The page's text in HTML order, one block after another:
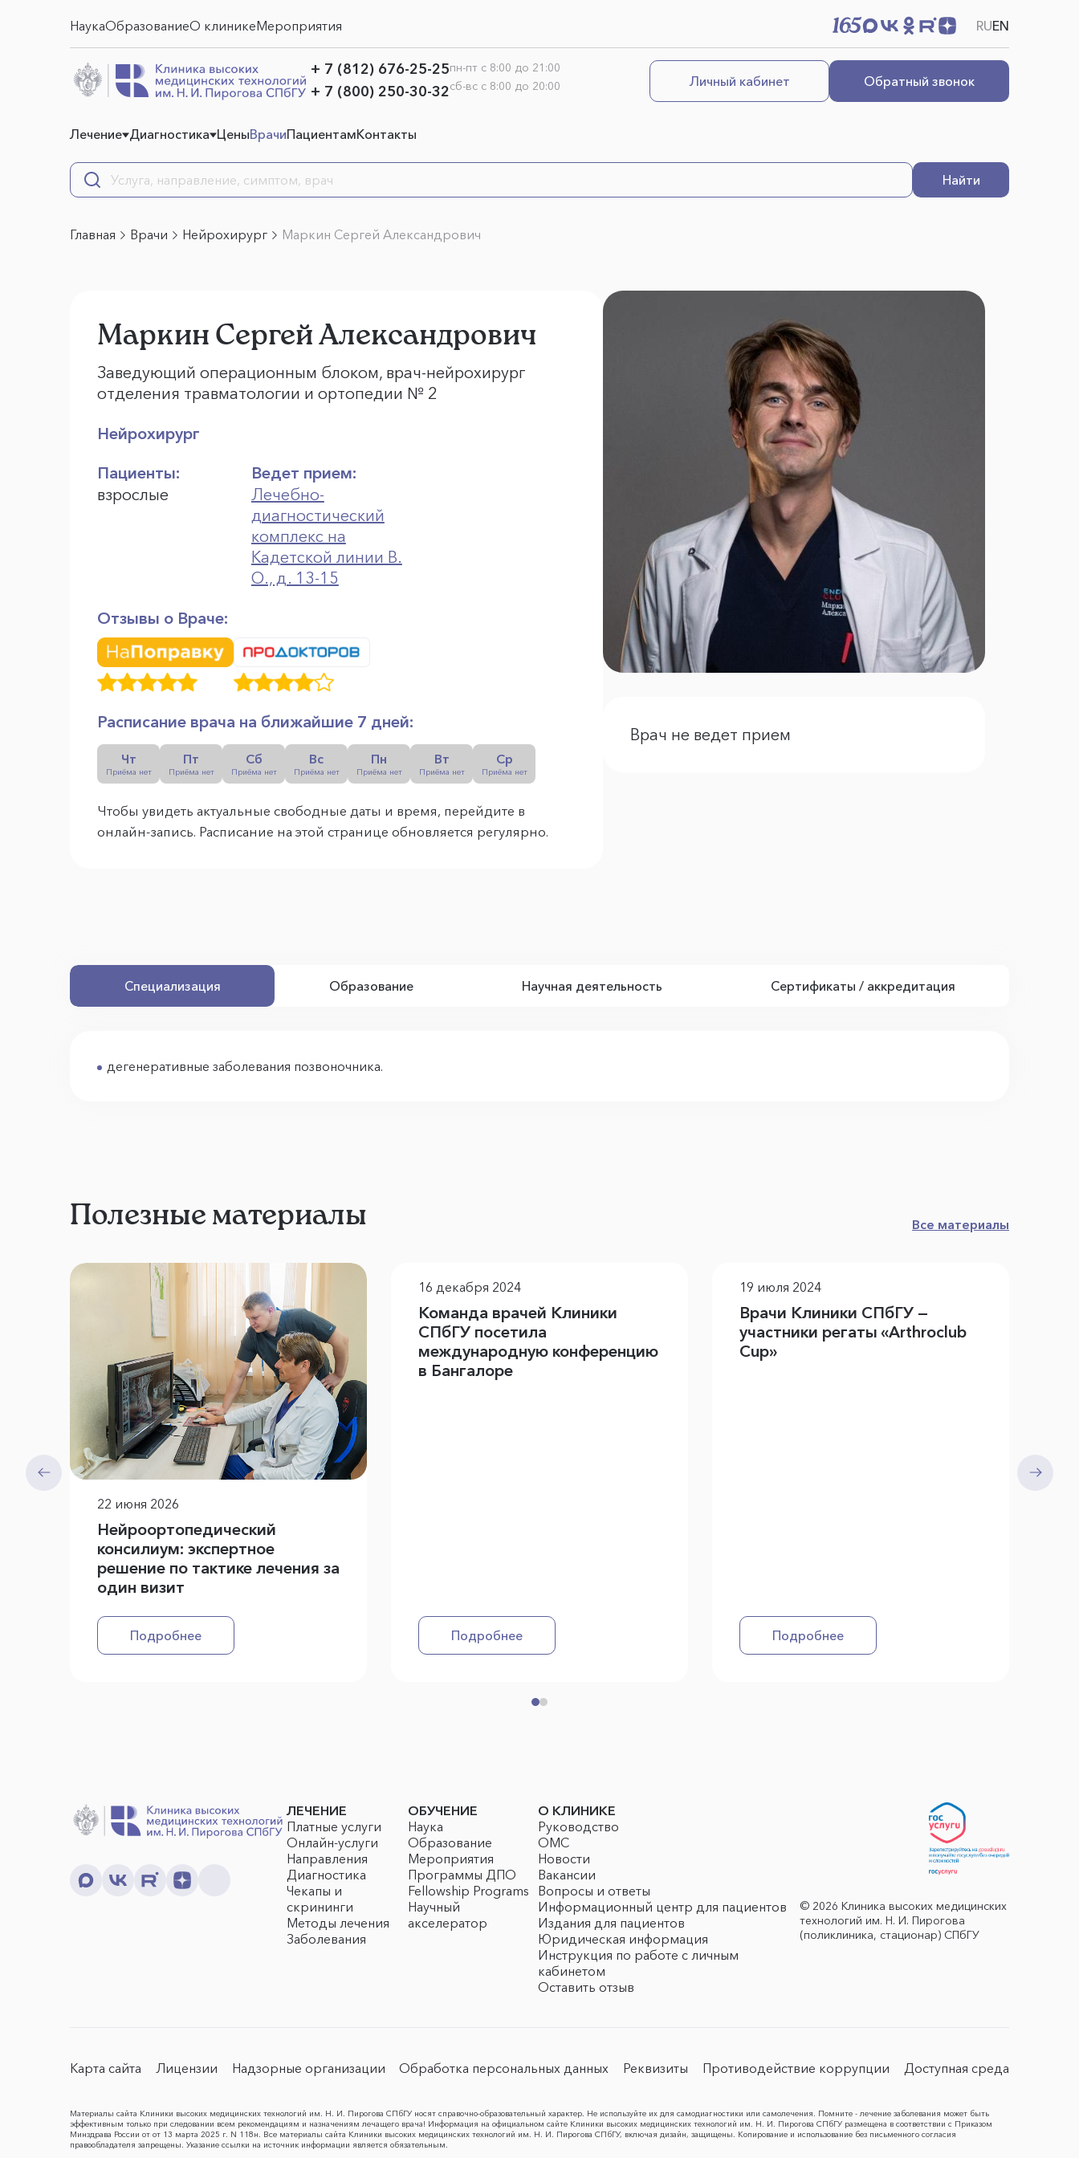
НаукаОбразованиеО клиникеМероприятия RUEN
+ 7 (812) 676-25-25
+ 7 (800) 250-30-32
пн-пт с 8:00 до 21:00
сб-вс с 8:00 до 20:00
Обратный звонок
Личный кабинет
Лечение Диагностика ЦеныВрачиПациентамКонтакты
Найти
Главная Врачи Нейрохирург Маркин Сергей Александрович
Маркин Сергей Александрович
Заведующий операционным блоком, врач-нейрохирург
отделения травматологии и ортопедии № 2
Нейрохирург
Пациенты:
взрослые
Ведет прием:
Лечебно-
диагностический
комплекс на
Кадетской линии В.
О., д. 13-15
Отзывы о Враче:
Расписание врача на ближайшие 7 дней:
Чт
Приёма нет
Пт
Приёма нет
Сб
Приёма нет
Вс
Приёма нет
Пн
Приёма нет
Вт
Приёма нет
Ср
Приёма нет
Чтобы увидеть актуальные свободные даты и время, перейдите в
онлайн-запись. Расписание на этой странице обновляется регулярно.
Врач не ведет прием
Специализация Образование Научная деятельность Сертификаты / аккредитация
дегенеративные заболевания позвоночника.
Полезные материалы Все материалы
22 июня 2026
Нейроортопедический
консилиум: экспертное
решение по тактике лечения за
один визит
Подробнее
16 декабря 2024
Команда врачей Клиники
СПбГУ посетила
международную конференцию
в Бангалоре
Подробнее
19 июля 2024
Врачи Клиники СПбГУ —
участники регаты «Arthroclub
Cup»
Подробнее
ЛЕЧЕНИЕ
Платные услуги
Онлайн-услуги
Направления
Диагностика
Чекапы и
скрининги
Методы лечения
Заболевания
ОБУЧЕНИЕ
Наука
Образование
Мероприятия
Программы ДПО
Fellowship Programs
Научный
акселератор
О КЛИНИКЕ
Руководство
ОМС
Новости
Вакансии
Вопросы и ответы
Информационный центр для пациентов
Издания для пациентов
Юридическая информация
Инструкция по работе с личным
кабинетом
Оставить отзыв
© 2026 Клиника высоких медицинских
технологий им. Н. И. Пирогова
(поликлиника, стационар) СПбГУ
Карта сайта Лицензии Надзорные организации Обработка персональных данных Реквизиты Противодействие коррупции Доступная среда
Материалы сайта Клиники высоких медицинских технологий им. Н. И. Пирогова СПбГУ носят справочно-образовательный характер. Не используйте их для самодиагностики или самолечения. Помните - лечение заболевания может быть
эффективным только при следовании всем рекомендациям и назначениям лечащего врача! Информация на официальном сайте Клиники высоких медицинских технологий им. Н. И. Пирогова СПбГУ размещена в соответствии с Приказом
Минздрава России от от 13 марта 2025 г. N 118н. Все материалы сайта Клиники высоких медицинских технологий им. Н. И. Пирогова СПбГУ, включая дизайн, защищены. Копирование и использование без письменного согласия
правообладателя запрещены. Указание ссылки на источник информации является обязательным.